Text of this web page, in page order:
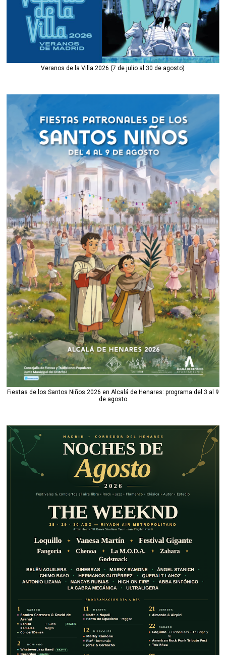
Veranos de la Villa 2026 (7 de julio al 30 de agosto)
Fiestas de los Santos Niños 2026 en Alcalá de Henares: programa del 3 al 9
de agosto